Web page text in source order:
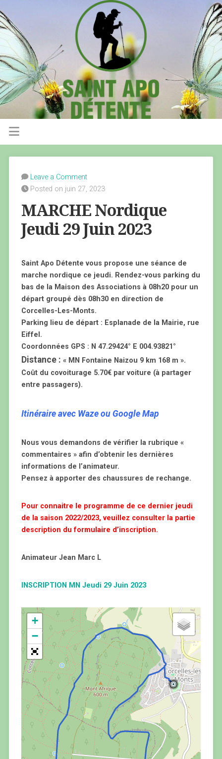
Leave a Comment
Posted on juin 27, 2023
MARCHE Nordique
Jeudi 29 Juin 2023
Saint Apo Détente vous propose une séance de
marche nordique ce jeudi. Rendez-vous parking du
bas de la Maison des Associations à 08h20 pour un
départ groupé dès 08h30 en direction de
Corcelles-Les-Monts.
Parking lieu de départ : Esplanade de la Mairie, rue
Eiffel.
Coordonnées GPS : N 47.29424° E 004.93821°
Distance : « MN Fontaine Naizou 9 km 168 m ».
Coût du covoiturage 5.70€ par voiture (à partager
entre passagers).
Itinéraire avec Waze ou Google Map
Nous vous demandons de vérifier la rubrique «
commentaires » afin d’obtenir les dernières
informations de l’animateur.
Pensez à apporter des chaussures de rechange.
Pour connaitre le programme de ce dernier jeudi
de la saison 2022/2023, veuillez consulter la partie
description du formulaire d’inscription.
Animateur Jean Marc L
INSCRIPTION MN Jeudi 29 Juin 2023
+
−